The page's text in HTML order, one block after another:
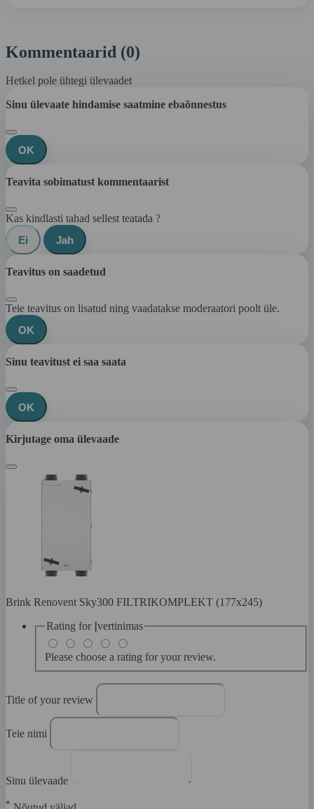
Kommentaarid (0)
Hetkel pole ühtegi ülevaadet
Sinu ülevaate hindamise saatmine ebaõnnestus
OK
Teavita sobimatust kommentaarist
Kas kindlasti tahad sellest teatada ?
Ei
Jah
Teavitus on saadetud
Teie teavitus on lisatud ning vaadatakse moderaatori poolt üle.
OK
Sinu teavitust ei saa saata
OK
Kirjutage oma ülevaade
Brink Renovent Sky300 FILTRIKOMPLEKT (177x245)
Rating for Įvertinimas
Please choose a rating for your review.
Title of your review
Teie nimi
Sinu ülevaade
*